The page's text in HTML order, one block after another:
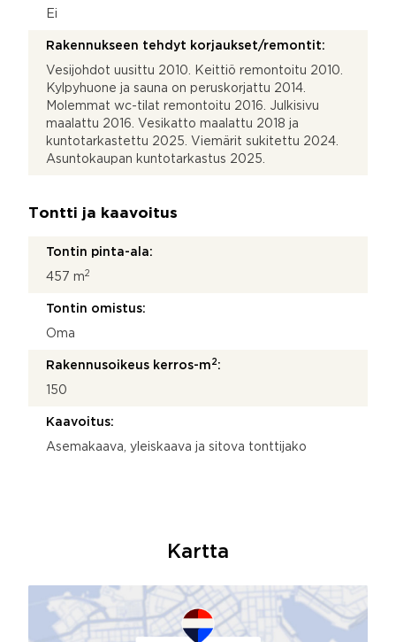
Ei
Rakennukseen tehdyt korjaukset/remontit:
Vesijohdot uusittu 2010. Keittiö remontoitu 2010.
Kylpyhuone ja sauna on peruskorjattu 2014.
Molemmat wc-tilat remontoitu 2016. Julkisivu
maalattu 2016. Vesikatto maalattu 2018 ja
kuntotarkastettu 2025. Viemärit sukitettu 2024.
Asuntokaupan kuntotarkastus 2025.
Tontti ja kaavoitus
Tontin pinta-ala:
457 m2
Tontin omistus:
Oma
Rakennusoikeus kerros-m 2 :
150
Kaavoitus:
Asemakaava, yleiskaava ja sitova tonttijako
Kartta